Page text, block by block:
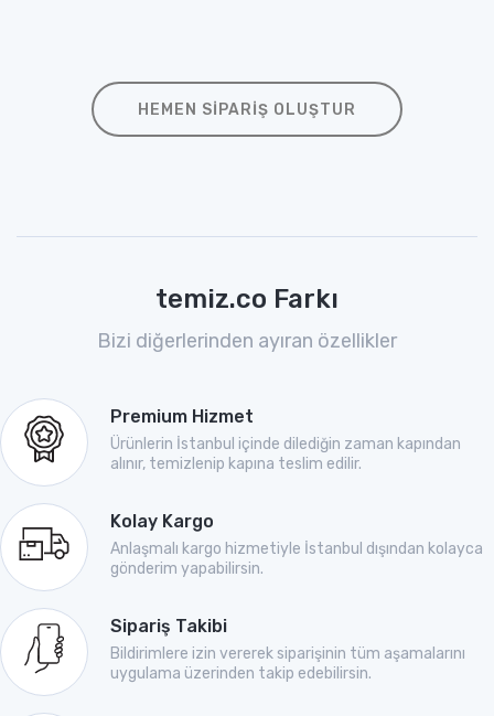
HEMEN SIPARIŞ OLUŞTUR
temiz.co Farkı
Bizi diğerlerinden ayıran özellikler
Premium Hizmet
Ürünlerin İstanbul içinde dilediğin zaman kapından
alınır, temizlenip kapına teslim edilir.
Kolay Kargo
Anlaşmalı kargo hizmetiyle İstanbul dışından kolayca
gönderim yapabilirsin.
Sipariş Takibi
Bildirimlere izin vererek siparişinin tüm aşamalarını
uygulama üzerinden takip edebilirsin.